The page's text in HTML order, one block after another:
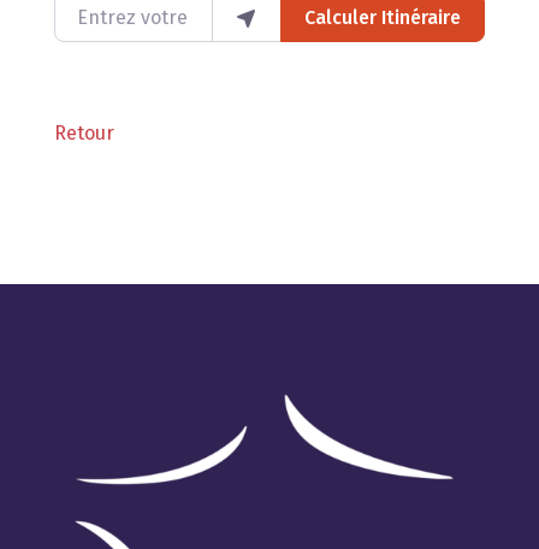
Entrez votre lieu Calculer Itinéraire
Retour